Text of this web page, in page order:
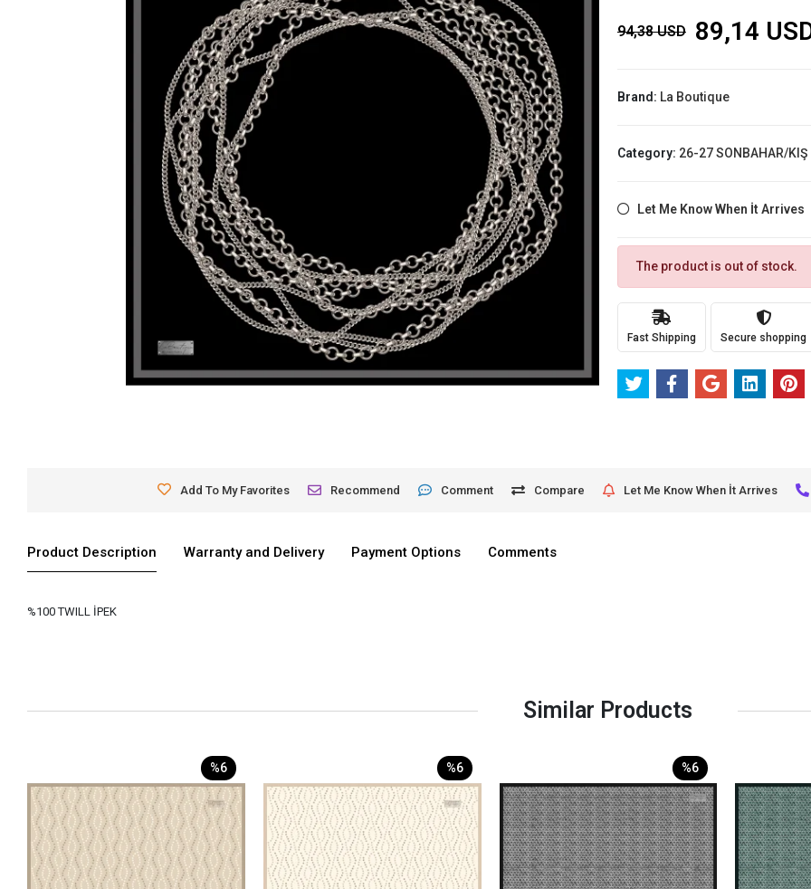
94,38 USD 89,14
Brand: La Boutique
Category: 26-27 SONBAHAR/KIŞ
Let Me Know When İt Arrives
The product is out of stock.
Fast Shipping Secure shopping
Add To My Favorites Recommend Comment Compare Let Me Know When İt Arrives
Product Description Warranty and Delivery Payment Options Comments
%100 TWILL İPEK
Similar Products
%6 %6 %6